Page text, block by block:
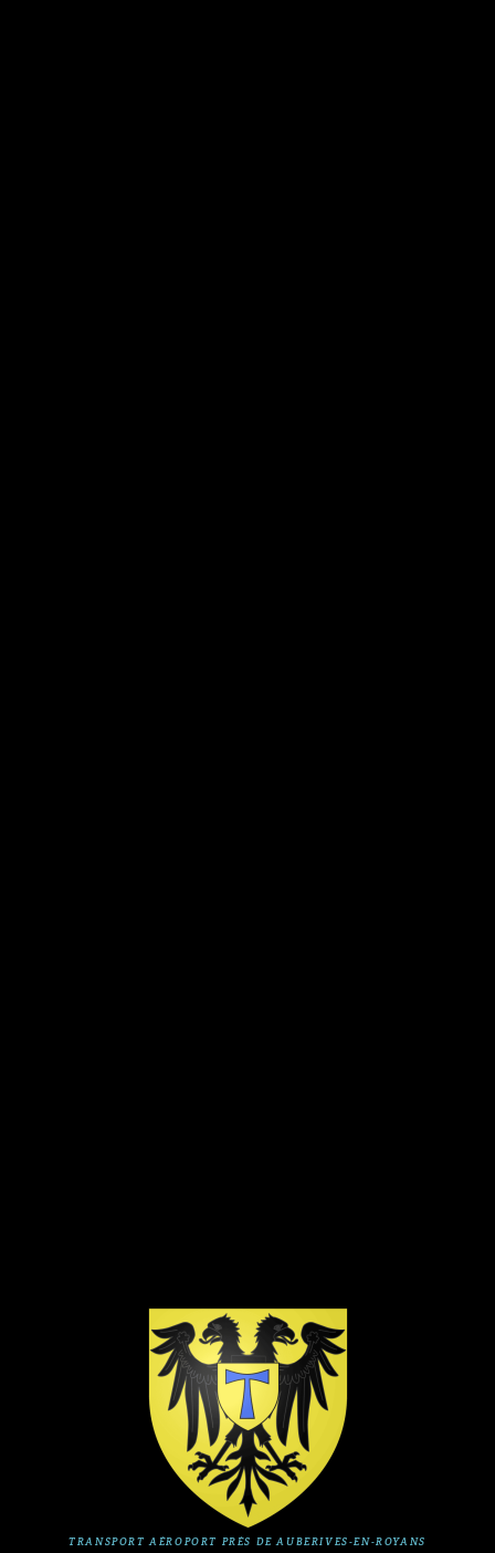
TRANSPORT AÉROPORT PRÈS DE AUBERIVES-EN-ROYANS